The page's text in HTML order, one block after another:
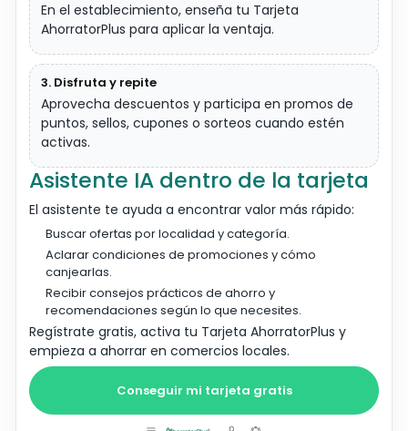
En el establecimiento, enseña tu Tarjeta
AhorratorPlus para aplicar la ventaja.
3. Disfruta y repite
Aprovecha descuentos y participa en promos de
puntos, sellos, cupones o sorteos cuando estén
activas.
Asistente IA dentro de la tarjeta
El asistente te ayuda a encontrar valor más rápido:
Buscar ofertas por localidad y categoría.
Aclarar condiciones de promociones y cómo
canjearlas.
Recibir consejos prácticos de ahorro y
recomendaciones según lo que necesites.
Regístrate gratis, activa tu Tarjeta AhorratorPlus y
empieza a ahorrar en comercios locales.
Conseguir mi tarjeta gratis